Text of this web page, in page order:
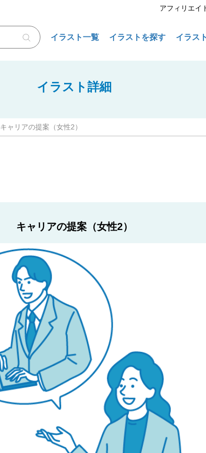
アフィリエイ
イラスト一覧 イラストを探す イラス
イラスト詳細
キャリアの提案（女性2）
キャリアの提案（女性2）